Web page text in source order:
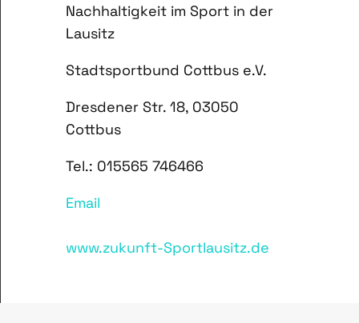
Nachhaltigkeit im Sport in der
Lausitz
Stadtsportbund Cottbus e.V.
Dresdener Str. 18, 03050
Cottbus
Tel.: 015565 746466
Email
www.zukunft-Sportlausitz.de